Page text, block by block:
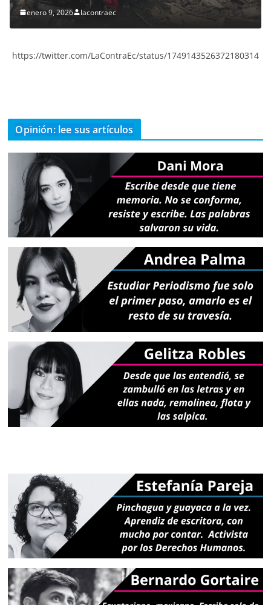
enero 9, 2026 lacontraec
https://twitter.com/LaContraEc/status/1749143526372180314
Opinión: lee sus artículos